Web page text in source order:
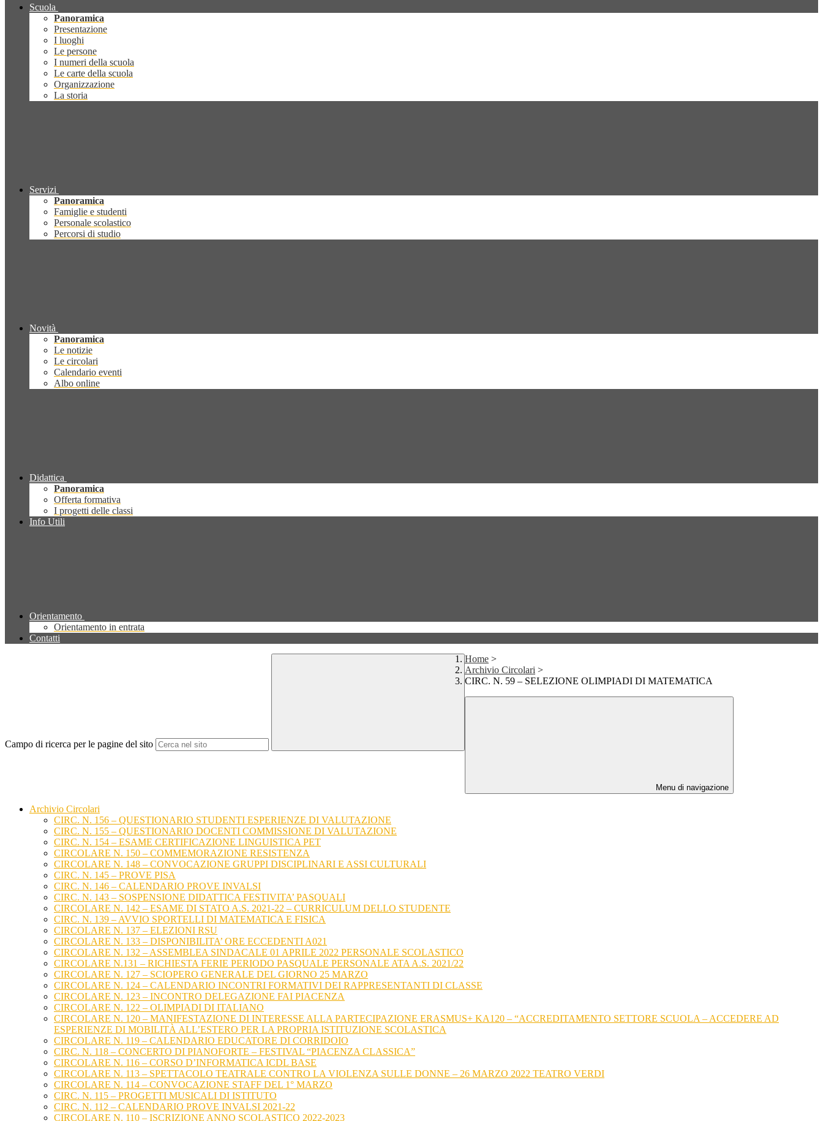
Scuola
Panoramica
Presentazione
I luoghi
Le persone
I numeri della scuola
Le carte della scuola
Organizzazione
La storia
Servizi
Panoramica
Famiglie e studenti
Personale scolastico
Percorsi di studio
Novità
Panoramica
Le notizie
Le circolari
Calendario eventi
Albo online
Didattica
Panoramica
Offerta formativa
I progetti delle classi
Info Utili
Orientamento
Orientamento in entrata
Contatti
Campo di ricerca per le pagine del sito
Home >
Archivio Circolari >
CIRC. N. 59 – SELEZIONE OLIMPIADI DI MATEMATICA
Menu di navigazione
Archivio Circolari
CIRC. N. 156 – QUESTIONARIO STUDENTI ESPERIENZE DI VALUTAZIONE
CIRC. N. 155 – QUESTIONARIO DOCENTI COMMISSIONE DI VALUTAZIONE
CIRC. N. 154 – ESAME CERTIFICAZIONE LINGUISTICA PET
CIRCOLARE N. 150 – COMMEMORAZIONE RESISTENZA
CIRCOLARE N. 148 – CONVOCAZIONE GRUPPI DISCIPLINARI E ASSI CULTURALI
CIRC. N. 145 – PROVE PISA
CIRC. N. 146 – CALENDARIO PROVE INVALSI
CIRC. N. 143 – SOSPENSIONE DIDATTICA FESTIVITA’ PASQUALI
CIRCOLARE N. 142 – ESAME DI STATO A.S. 2021-22 – CURRICULUM DELLO STUDENTE
CIRC. N. 139 – AVVIO SPORTELLI DI MATEMATICA E FISICA
CIRCOLARE N. 137 – ELEZIONI RSU
CIRCOLARE N. 133 – DISPONIBILITA’ ORE ECCEDENTI A021
CIRCOLARE N. 132 – ASSEMBLEA SINDACALE 01 APRILE 2022 PERSONALE SCOLASTICO
CIRCOLARE N.131 – RICHIESTA FERIE PERIODO PASQUALE PERSONALE ATA A.S. 2021/22
CIRCOLARE N. 127 – SCIOPERO GENERALE DEL GIORNO 25 MARZO
CIRCOLARE N. 124 – CALENDARIO INCONTRI FORMATIVI DEI RAPPRESENTANTI DI CLASSE
CIRCOLARE N. 123 – INCONTRO DELEGAZIONE FAI PIACENZA
CIRCOLARE N. 122 – OLIMPIADI DI ITALIANO
CIRCOLARE N. 120 – MANIFESTAZIONE DI INTERESSE ALLA PARTECIPAZIONE ERASMUS+ KA120 – “ACCREDITAMENTO SETTORE SCUOLA – ACCEDERE AD
ESPERIENZE DI MOBILITÀ ALL’ESTERO PER LA PROPRIA ISTITUZIONE SCOLASTICA
CIRCOLARE N. 119 – CALENDARIO EDUCATORE DI CORRIDOIO
CIRC. N. 118 – CONCERTO DI PIANOFORTE – FESTIVAL “PIACENZA CLASSICA”
CIRCOLARE N. 116 – CORSO D’INFORMATICA ICDL BASE
CIRCOLARE N. 113 – SPETTACOLO TEATRALE CONTRO LA VIOLENZA SULLE DONNE – 26 MARZO 2022 TEATRO VERDI
CIRCOLARE N. 114 – CONVOCAZIONE STAFF DEL 1° MARZO
CIRC. N. 115 – PROGETTI MUSICALI DI ISTITUTO
CIRC. N. 112 – CALENDARIO PROVE INVALSI 2021-22
CIRCOLARE N. 110 – ISCRIZIONE ANNO SCOLASTICO 2022-2023